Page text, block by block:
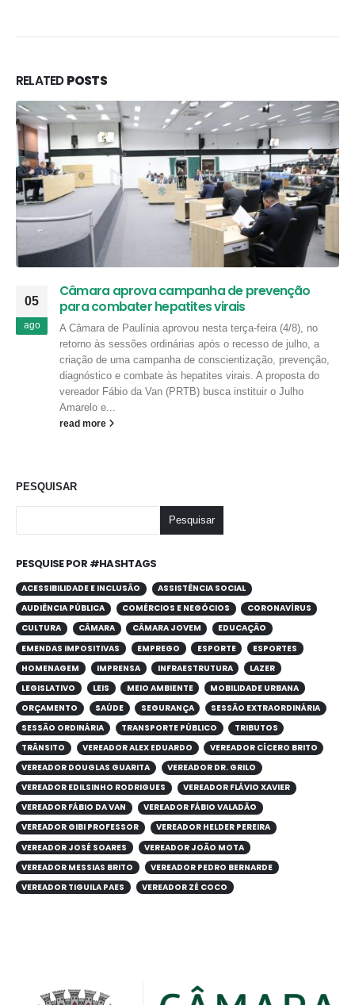
RELATEDPOSTS
05
ago
Câmara aprova campanha de prevenção
para combater hepatites virais
A Câmara de Paulínia aprovou nesta terça-feira (4/8), no
retorno às sessões ordinárias após o recesso de julho, a
criação de uma campanha de conscientização, prevenção,
diagnóstico e combate às hepatites virais. A proposta do
vereador Fábio da Van (PRTB) busca instituir o Julho
Amarelo e...
read more
PESQUISAR
Pesquisar
PESQUISE POR #HASHTAGS
ACESSIBILIDADE E INCLUSÃO
ASSISTÊNCIA SOCIAL
AUDIÊNCIA PÚBLICA
COMÉRCIOS E NEGÓCIOS
CORONAVÍRUS
CULTURA
CÂMARA CÂMARA JOVEM
EDUCAÇÃO
EMENDAS IMPOSITIVAS
EMPREGO ESPORTE
ESPORTES
HOMENAGEM
IMPRENSA INFRAESTRUTURA
LAZER
LEGISLATIVO
LEIS MEIO AMBIENTE
MOBILIDADE URBANA
ORÇAMENTO
SAÚDE SEGURANÇA
SESSÃO EXTRAORDINÁRIA
SESSÃO ORDINÁRIA
TRANSPORTE PÚBLICO
TRIBUTOS
TRÂNSITO
VEREADOR ALEX EDUARDO
VEREADOR CÍCERO BRITO
VEREADOR DOUGLAS GUARITA
VEREADOR DR. GRILO
VEREADOR EDILSINHO RODRIGUES
VEREADOR FLÁVIO XAVIER
VEREADOR FÁBIO DA VAN
VEREADOR FÁBIO VALADÃO
VEREADOR GIBI PROFESSOR
VEREADOR HELDER PEREIRA
VEREADOR JOSÉ SOARES
VEREADOR JOÃO MOTA
VEREADOR MESSIAS BRITO
VEREADOR PEDRO BERNARDE
VEREADOR TIGUILA PAES
VEREADOR ZÉ COCO